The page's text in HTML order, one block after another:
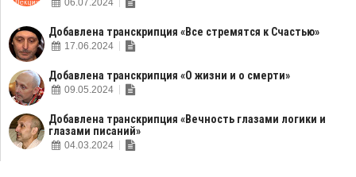
Добавлена транскрипция «Все стремятся к Счастью»
17.06.2024
Добавлена транскрипция «О жизни и о смерти»
09.05.2024
Добавлена транскрипция «Вечность глазами логики и
глазами писаний»
04.03.2024